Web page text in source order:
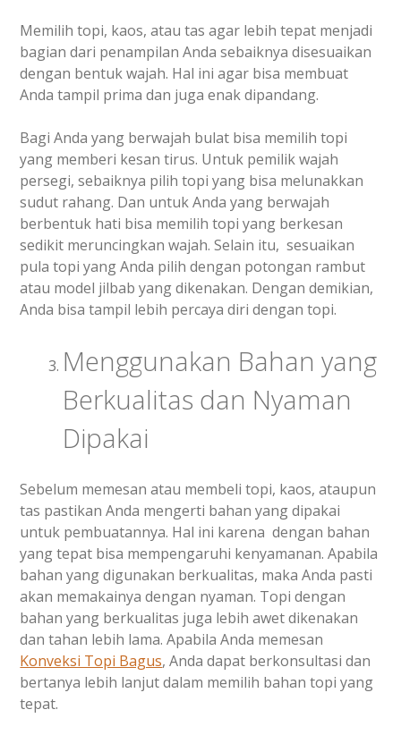
Memilih topi, kaos, atau tas agar lebih tepat menjadi
bagian dari penampilan Anda sebaiknya disesuaikan
dengan bentuk wajah. Hal ini agar bisa membuat
Anda tampil prima dan juga enak dipandang.
Bagi Anda yang berwajah bulat bisa memilih topi
yang memberi kesan tirus. Untuk pemilik wajah
persegi, sebaiknya pilih topi yang bisa melunakkan
sudut rahang. Dan untuk Anda yang berwajah
berbentuk hati bisa memilih topi yang berkesan
sedikit meruncingkan wajah. Selain itu, sesuaikan
pula topi yang Anda pilih dengan potongan rambut
atau model jilbab yang dikenakan. Dengan demikian,
Anda bisa tampil lebih percaya diri dengan topi.
Menggunakan Bahan yang
Berkualitas dan Nyaman
Dipakai
Sebelum memesan atau membeli topi, kaos, ataupun
tas pastikan Anda mengerti bahan yang dipakai
untuk pembuatannya. Hal ini karena dengan bahan
yang tepat bisa mempengaruhi kenyamanan. Apabila
bahan yang digunakan berkualitas, maka Anda pasti
akan memakainya dengan nyaman. Topi dengan
bahan yang berkualitas juga lebih awet dikenakan
dan tahan lebih lama. Apabila Anda memesan
Konveksi Topi Bagus, Anda dapat berkonsultasi dan
bertanya lebih lanjut dalam memilih bahan topi yang
tepat.